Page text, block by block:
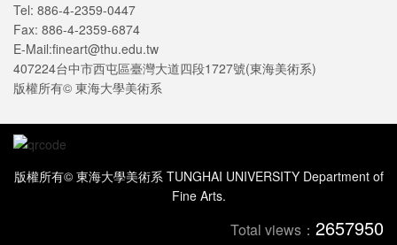
Tel: 886-4-2359-0447
Fax: 886-4-2359-6874
E-Mail:fineart@thu.edu.tw
407224台中市西屯區臺灣大道四段1727號(東海美術系)
版權所有© 東海大學美術系
版權所有© 東海大學美術系 TUNGHAI UNIVERSITY Department of
Fine Arts.
Total views： 2657950